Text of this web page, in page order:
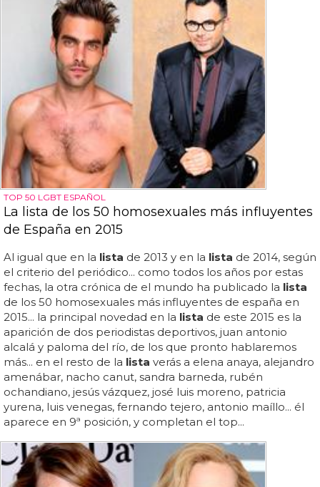
TOP 50 LGBT ESPAÑOL
La lista de los 50 homosexuales más influyentes
de España en 2015
Al igual que en la lista de 2013 y en la lista de 2014, según
el criterio del periódico... como todos los años por estas
fechas, la otra crónica de el mundo ha publicado la lista
de los 50 homosexuales más influyentes de españa en
2015... la principal novedad en la lista de este 2015 es la
aparición de dos periodistas deportivos, juan antonio
alcalá y paloma del río, de los que pronto hablaremos
más... en el resto de la lista verás a elena anaya, alejandro
amenábar, nacho canut, sandra barneda, rubén
ochandiano, jesús vázquez, josé luis moreno, patricia
yurena, luis venegas, fernando tejero, antonio maíllo... él
aparece en 9ª posición, y completan el top...